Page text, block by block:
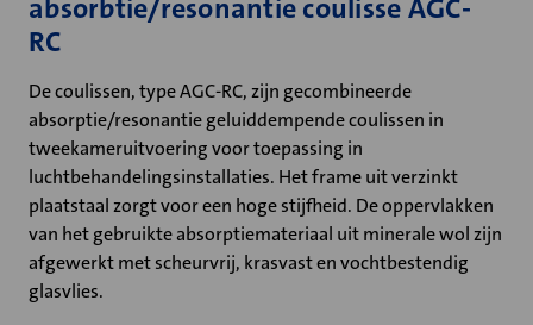
absorbtie/resonantie coulisse AGC-
RC
De coulissen, type AGC-RC, zijn gecombineerde
absorptie/resonantie geluiddempende coulissen in
tweekameruitvoering voor toepassing in
luchtbehandelingsinstallaties. Het frame uit verzinkt
plaatstaal zorgt voor een hoge stijfheid. De oppervlakken
van het gebruikte absorptiemateriaal uit minerale wol zijn
afgewerkt met scheurvrij, krasvast en vochtbestendig
glasvlies.